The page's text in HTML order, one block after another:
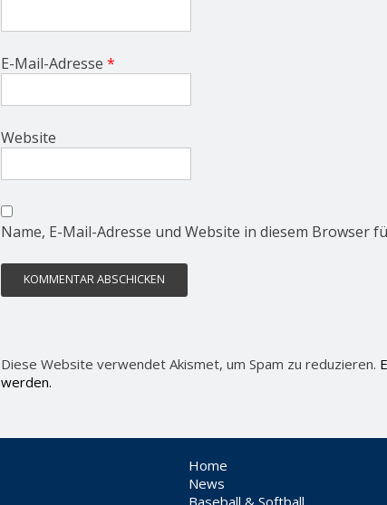
E-Mail-Adresse *
Website
Name, E-Mail-Adresse und Website in diesem Browser
Diese Website verwendet Akismet, um Spam zu reduzieren.
werden.
Home
News
Baseball & Softball